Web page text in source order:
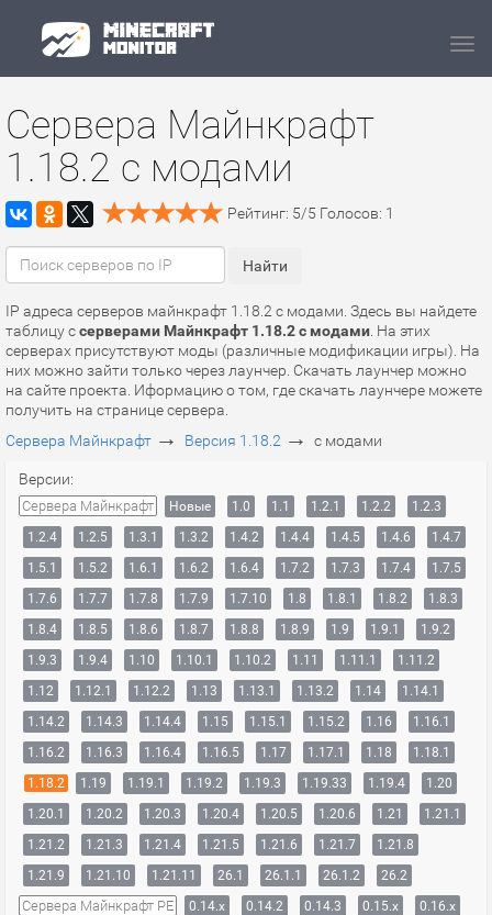
Сервера Майнкрафт
1.18.2 с модами
Рейтинг: 5/5 Голосов: 1
IP адреса серверов майнкрафт 1.18.2 с модами. Здесь вы найдете
таблицу ссерверами Майнкрафт 1.18.2 с модами . На этих
серверах присутствуют моды (различные модификации игры). На
них можно зайти только через лаунчер. Скачать лаунчер можно
на сайте проекта. Иформацию о том, где скачать лаунчере можете
получить на странице сервера.
Сервера Майнкрафт → Версия 1.18.2 → с модами
Версии:
Сервера Майнкрафт Новые 1.0 1.1 1.2.1 1.2.2
1.2.3
1.2.4
1.2.5 1.3.1 1.3.2 1.4.2 1.4.4 1.4.5 1.4.6
1.4.7
1.5.1
1.5.2 1.6.1 1.6.2 1.6.4 1.7.2 1.7.3 1.7.4
1.7.5
1.7.6
1.7.7 1.7.8 1.7.9 1.7.10 1.8 1.8.1 1.8.2
1.8.3
1.8.4
1.8.5 1.8.6 1.8.7 1.8.8 1.8.9 1.9 1.9.1
1.9.2
1.9.3
1.9.4 1.10 1.10.1 1.10.2 1.11 1.11.1
1.11.2
1.12
1.12.1 1.12.2 1.13 1.13.1 1.13.2 1.14
1.14.1
1.14.2
1.14.3 1.14.4 1.15 1.15.1 1.15.2 1.16
1.16.1
1.16.2
1.16.3 1.16.4 1.16.5 1.17 1.17.1 1.18
1.18.1
1.18.2
1.19 1.19.1 1.19.2 1.19.3 1.19.33 1.19.4
1.20
1.20.1
1.20.2 1.20.3 1.20.4 1.20.5 1.20.6 1.21
1.21.1
1.21.2
1.21.3 1.21.4 1.21.5 1.21.6 1.21.7
1.21.8
1.21.9
1.21.10 1.21.11 26.1 26.1.1 26.1.2 26.2
Сервера Майнкрафт PE 0.14.x 0.14.2 0.14.3 0.15.x
0.16.x